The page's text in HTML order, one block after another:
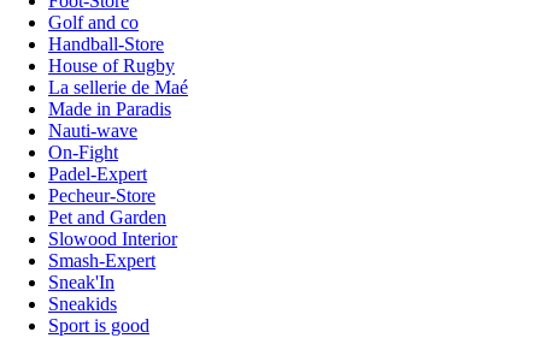
Golf and co
Handball-Store
House of Rugby
La sellerie de Maé
Made in Paradis
Nauti-wave
On-Fight
Padel-Expert
Pecheur-Store
Pet and Garden
Slowood Interior
Smash-Expert
Sneak'In
Sneakids
Sport is good